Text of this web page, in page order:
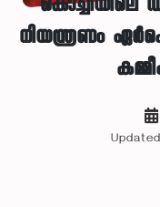
കൊച്ചിയിലെ
നിയന്ത്രണം